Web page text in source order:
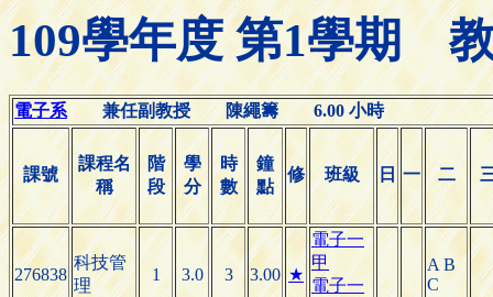
109學年度 第1學期
電子系兼任副教授 陳繩籌 6.00 小時
課號
課程名
稱
階
段
學
分
時
數
鐘
點
修 班級 日 一 二
276838
科技管
理
1 3.0 3 3.00 ★
電子一
甲
電子一
A B
C